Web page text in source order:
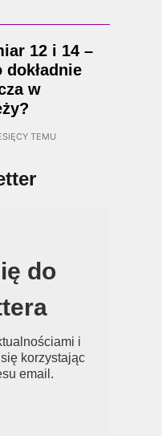
12 i 14 –
dokładnie
w
TEMU
do
i
korzystając
email.